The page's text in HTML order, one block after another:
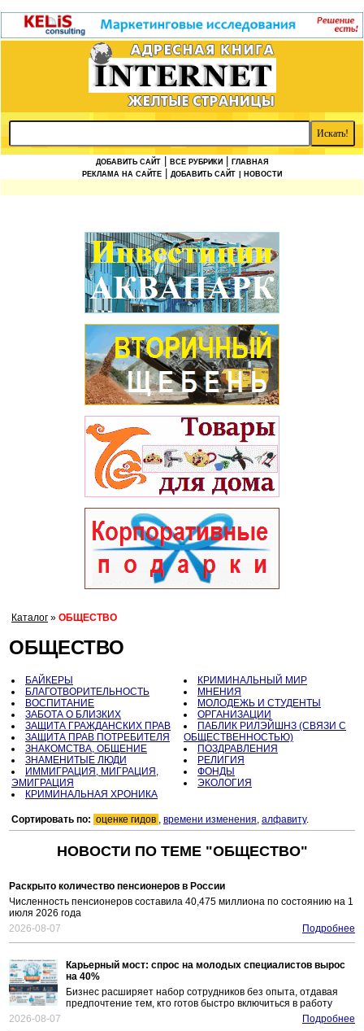
ДОБАВИТЬ САЙТ ВСЕ РУБРИКИ
ГЛАВНАЯ
РЕКЛАМА НА САЙТЕ
ДОБАВИТЬ САЙТ | НОВОСТИ
Каталог » ОБЩЕСТВО
ОБЩЕСТВО
БАЙКЕРЫ
БЛАГОТВОРИТЕЛЬНОСТЬ
ВОСПИТАНИЕ
ЗАБОТА О БЛИЗКИХ
ЗАЩИТА ГРАЖДАНСКИХ ПРАВ
ЗАЩИТА ПРАВ ПОТРЕБИТЕЛЯ
ЗНАКОМСТВА, ОБЩЕНИЕ
ЗНАМЕНИТЫЕ ЛЮДИ
ИММИГРАЦИЯ, МИГРАЦИЯ,
ЭМИГРАЦИЯ
КРИМИНАЛЬНАЯ ХРОНИКА
КРИМИНАЛЬНЫЙ МИР
МНЕНИЯ
МОЛОДЕЖЬ И СТУДЕНТЫ
ОРГАНИЗАЦИИ
ПАБЛИК РИЛЭЙШНЗ (СВЯЗИ С
ОБЩЕСТВЕННОСТЬЮ)
ПОЗДРАВЛЕНИЯ
РЕЛИГИЯ
ФОНДЫ
ЭКОЛОГИЯ
Сортировать по: оценке гидов , времени изменения, алфавиту.
НОВОСТИ ПО ТЕМЕ "ОБЩЕСТВО"
Раскрыто количество пенсионеров в России
Численность пенсионеров составила 40,475 миллиона по состоянию на 1
июля 2026 года
2026-08-07
Подробнее
Карьерный мост: спрос на молодых специалистов вырос
на 40%
Бизнес расширяет набор сотрудников без опыта, отдавая
предпочтение тем, кто готов быстро включиться в работу
2026-08-07
Подробнее